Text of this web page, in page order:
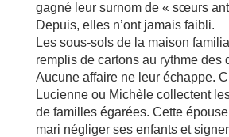
gagné leur surnom de « sœurs
Depuis, elles n’ont jamais faibli.
Les sous-sols de la maison
remplis de cartons au rythme des
Aucune affaire ne leur échappe.
Lucienne ou Michèle collectent
de familles égarées. Cette
mari négliger ses enfants et